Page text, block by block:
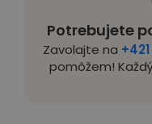
Potrebujete
Zavolajte na
pomôžem!